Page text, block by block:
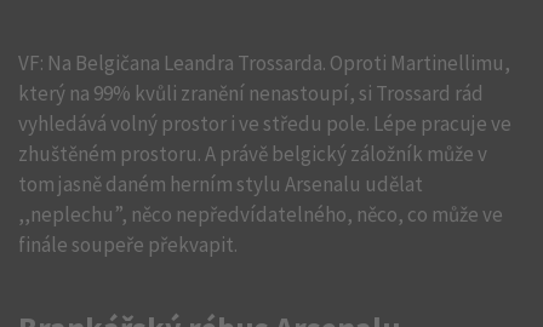
VF: Na Belgičana Leandra Trossarda. Oproti Martinellimu,
který na 99% kvůli zranění nenastoupí, si Trossard rád
vyhledává volný prostor i ve středu pole. Lépe pracuje ve
zhuštěném prostoru. A právě belgický záložník může v
tom jasně daném herním stylu Arsenalu udělat
,,neplechu”, něco nepředvídatelného, něco, co může ve
finále soupeře překvapit.